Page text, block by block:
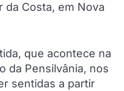
da Costa, em Nova
que acontece na
da Pensilvânia, nos
sentidas a partir